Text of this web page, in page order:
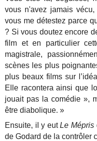
vous n'avez jamais
vous me détestez parce
? Si vous doutez encore
film et en particulier
magistrale,
scènes les plus
plus beaux films sur
Elle racontera ainsi que
jouait pas la comédie »,
être diabolique. »
Ensuite, il y eutLe Mépris
de Godard de la contrôler